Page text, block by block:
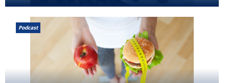
Podcast